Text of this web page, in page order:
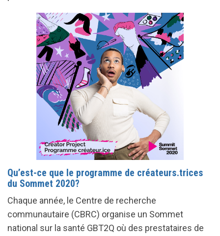
Qu’est-ce que le programme de créateurs.trices
du Sommet 2020?
Chaque année, le Centre de recherche
communautaire (CBRC) organise un Sommet
national sur la santé GBT2Q où des prestataires de